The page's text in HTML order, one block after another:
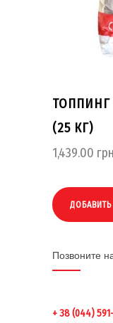
ТОППИНГ
(25 КГ)
1,439.00
Позвоните
+ 38 (044)